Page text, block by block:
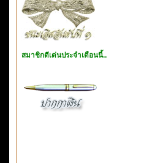
สมาชิกดีเด่นประจำเดือนนี้..